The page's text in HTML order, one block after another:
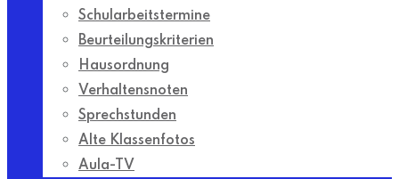
Schularbeitstermine
Beurteilungskriterien
Hausordnung
Verhaltensnoten
Sprechstunden
Alte Klassenfotos
Aula-TV